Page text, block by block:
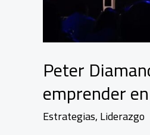
Peter
emprender
Estrategias,Liderazgo